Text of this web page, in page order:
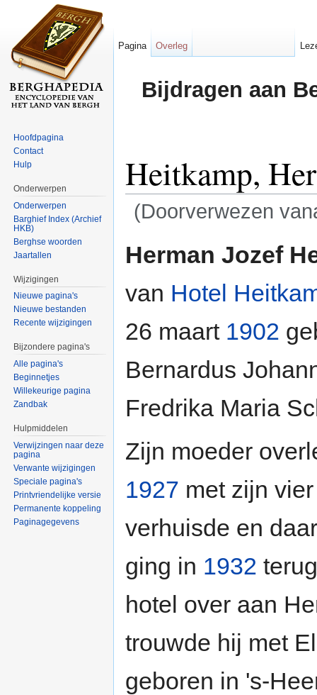
Bijdragen aan
Heitkamp,
(Doorverwezen
Herman Jozef
van Hotel
26 maart 1902
Bernardus
Fredrika Maria
Zijn moeder
1927 met zijn
verhuisde en
ging in 1932
hotel over aan
trouwde hij met
geboren in 's-
Pagina Overleg
Hoofdpagina
Contact
Hulp
Onderwerpen
Onderwerpen
Barghief Index (Archief
HKB)
Berghse woorden
Jaartallen
Wijzigingen
Nieuwe pagina's
Nieuwe bestanden
Recente wijzigingen
Bijzondere pagina's
Alle pagina's
Beginnetjes
Willekeurige pagina
Zandbak
Hulpmiddelen
Verwijzingen naar deze
pagina
Verwante wijzigingen
Speciale pagina's
Printvriendelijke versie
Permanente koppeling
Paginagegevens